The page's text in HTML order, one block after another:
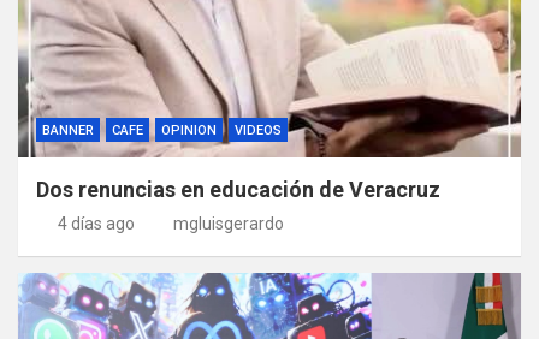
BANNER CAFE OPINION VIDEOS
Dos renuncias en educación de Veracruz
4 días ago mgluisgerardo